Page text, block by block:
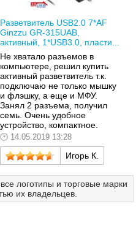
Разветвитель USB2.0 7*AF
Ginzzu GR-315UAB,
активный, 1*USB3.0, пласти...
Не хватало разъемов в
компьютере, решил купить
активный разветвитель т.к.
подключаю не только мышку
и флэшку, а еще и МФУ.
Занял 2 разъема, получил
семь. Очень удобное
устройство, компактное.
14.05.2019 13:28
Игорь К.
логотипы и торговые марки
их владельцев.